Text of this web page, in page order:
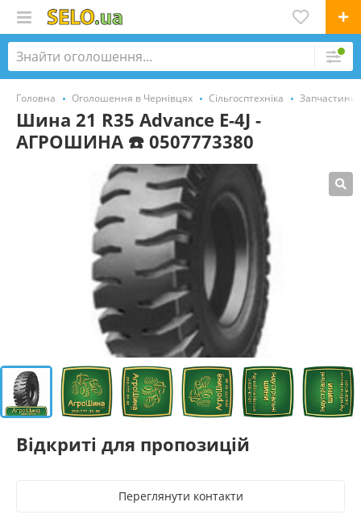
Головна Оголошення в Чернівцях Сільгосптехніка
Шина 21 R35 Advance E-4J -
АГРОШИНА ☎️ 0507773380
Відкриті для пропозицій
Переглянути контакти